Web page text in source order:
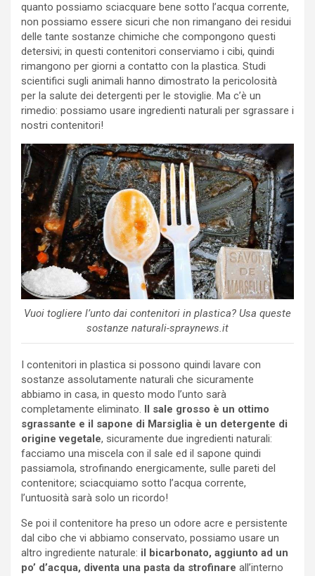
quanto possiamo sciacquare bene sotto l’acqua corrente,
non possiamo essere sicuri che non rimangano dei residui
delle tante sostanze chimiche che compongono questi
detersivi; in questi contenitori conserviamo i cibi, quindi
rimangono per giorni a contatto con la plastica. Studi
scientifici sugli animali hanno dimostrato la pericolosità
per la salute dei detergenti per le stoviglie. Ma c’è un
rimedio: possiamo usare ingredienti naturali per sgrassare i
nostri contenitori!
Vuoi togliere l’unto dai contenitori in plastica? Usa queste
sostanze naturali-spraynews.it
I contenitori in plastica si possono quindi lavare con
sostanze assolutamente naturali che sicuramente
abbiamo in casa, in questo modo l’unto sarà
completamente eliminato. Il sale grosso è un ottimo
sgrassante e il sapone di Marsiglia è un detergente di
origine vegetale, sicuramente due ingredienti naturali:
facciamo una miscela con il sale ed il sapone quindi
passiamola, strofinando energicamente, sulle pareti del
contenitore; sciacquiamo sotto l’acqua corrente,
l’untuosità sarà solo un ricordo!
Se poi il contenitore ha preso un odore acre e persistente
dal cibo che vi abbiamo conservato, possiamo usare un
altro ingrediente naturale: il bicarbonato, aggiunto ad un
po’ d’acqua, diventa una pasta da strofinare all’interno